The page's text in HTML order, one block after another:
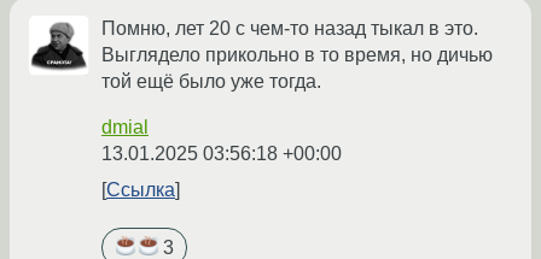
Помню, лет 20 с чем-то назад тыкал в это.
Выглядело прикольно в то время, но дичью
той ещё было уже тогда.
dmial
13.01.2025 03:56:18 +00:00
Ссылка
3